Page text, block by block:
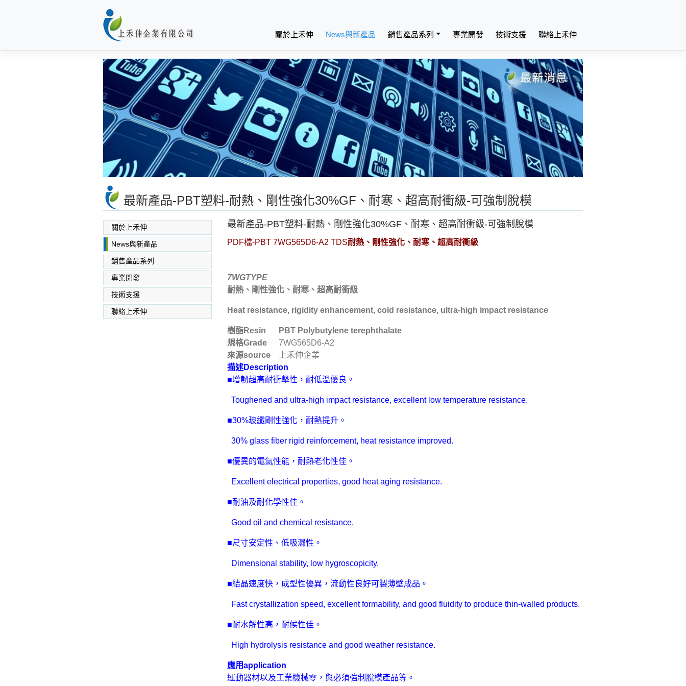
關於上禾伸 News與新產品 銷售產品系列 專業開發 技術支援 聯絡上禾伸
最新產品-PBT塑料-耐熱、剛性強化30%GF、耐寒、超高耐衝級-可強制脫模
關於上禾伸
News與新產品
銷售產品系列
SABIC PC PC/ABS PPO
PEI
高功能工程塑料
專業開發
技術支援
聯絡上禾伸
最新產品-PBT塑料-耐熱、剛性強化30%GF、耐寒、超高耐衝級-可強制脫模
PDF檔-PBT 7WG565D6-A2 TDS耐熱、剛性強化、耐寒、超高耐衝級
7WGTYPE
耐熱、剛性強化、耐寒、超高耐衝級
Heat resistance, rigidity enhancement, cold resistance, ultra-high impact resistance
樹酯Resin
PBT Polybutylene terephthalate
規格Grade
7WG565D6-A2
來源source
上禾伸企業
描述Description
■增韌超高耐衝擊性，耐低溫優良。
Toughened and ultra-high impact resistance, excellent low temperature resistance.
■30%玻纖剛性強化，耐熱提升。
30% glass fiber rigid reinforcement, heat resistance improved.
■優異的電氣性能，耐熱老化性佳。
Excellent electrical properties, good heat aging resistance.
■耐油及耐化學性佳。
Good oil and chemical resistance.
■尺寸安定性、低吸濕性。
Dimensional stability, low hygroscopicity.
■結晶速度快，成型性優異，流動性良好可製薄壁成品。
Fast crystallization speed, excellent formability, and good fluidity to produce thin-walled products.
■耐水解性高，耐候性佳。
High hydrolysis resistance and good weather resistance.
應用application
運動器材以及工業機械零，與必須強制脫模產品等。